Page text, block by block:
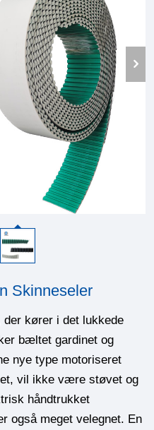
Skinneseler
der kører i det lukkede
bæltet gardinet og
nye type motoriseret
vil ikke være støvet og
håndtrukket
også meget velegnet. En